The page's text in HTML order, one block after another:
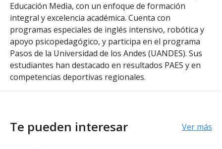
Educación Media, con un enfoque de formación
integral y excelencia académica. Cuenta con
programas especiales de inglés intensivo, robótica y
apoyo psicopedagógico, y participa en el programa
Pasos de la Universidad de los Andes (UANDES). Sus
estudiantes han destacado en resultados PAES y en
competencias deportivas regionales.
Te pueden interesar Ver más